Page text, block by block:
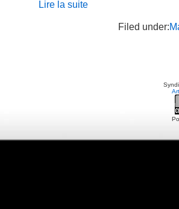
Lire la suite
Filed under: